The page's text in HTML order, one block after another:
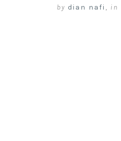
by dian nafi , in